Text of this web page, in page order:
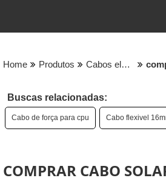
Home Produtos Cabos eletricos - Categoria
Buscas relacionadas:
Cabo de força para cpu Cabo flexivel
COMPRAR CABO